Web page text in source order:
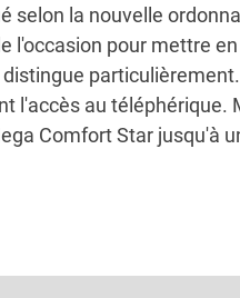
selon la nouvelle
l'occasion pour mettre
l'accès au téléphérique.
Comfort Star jusqu'à